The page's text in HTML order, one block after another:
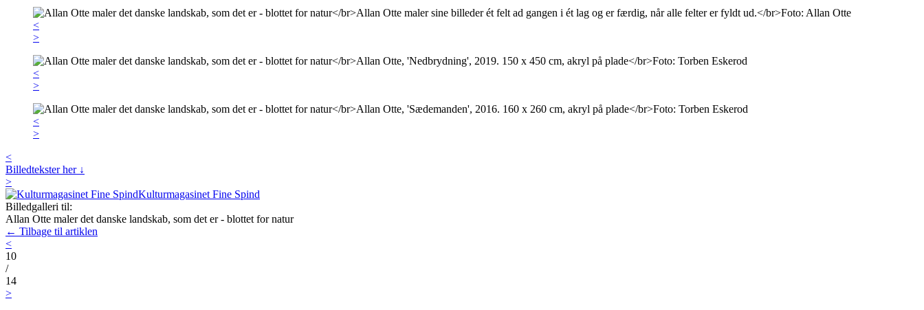
<
>
<
>
<
>
<
Billedtekster her ↓
>
Kulturmagasinet Fine Spind
Billedgalleri til:
Allan Otte maler det danske landskab, som det er - blottet for natur
← Tilbage til artiklen
<
10
/
14
>